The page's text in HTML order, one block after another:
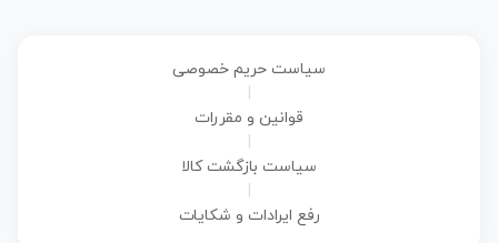
سیاست حریم خصوصی
قوانین و مقررات
سیاست بازگشت کالا
رفع ایرادات و شکایات